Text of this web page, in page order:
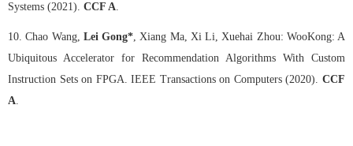
Systems (2021). CCF A.
10.Chao Wang, Lei Gong*, Xiang Ma, Xi Li, Xuehai Zhou: WooKong: A
Ubiquitous Accelerator for Recommendation Algorithms With Custom
Instruction Sets on FPGA. IEEE Transactions on Computers (2020). CCF
A.